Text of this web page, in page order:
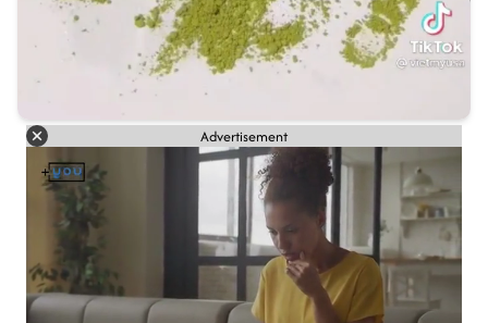
Advertisement